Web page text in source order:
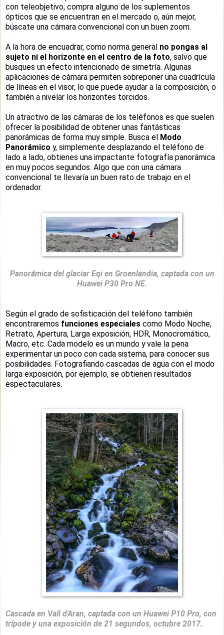
con teleobjetivo, compra alguno de los suplementos
ópticos que se encuentran en el mercado o, aún mejor,
búscate una cámara convencional con un buen zoom.
A la hora de encuadrar, como norma general no pongas al
sujeto ni el horizonte en el centro de la foto, salvo que
busques un efecto intencionado de simetría. Algunas
aplicaciones de cámara permiten sobreponer una cuadrícula
de líneas en el visor, lo que puede ayudar a la composición, o
también a nivelar los horizontes torcidos.
Un atractivo de las cámaras de los teléfonos es que suelen
ofrecer la posibilidad de obtener unas fantásticas
panorámicas de forma muy simple. Busca el Modo
Panorámico y, simplemente desplazando el teléfono de
lado a lado, obtienes una impactante fotografía panorámica
en muy pocos segundos. Algo que con una cámara
convencional te llevaría un buen rato de trabajo en el
ordenador.
Panorámica del glaciar Eqi en Groenlandia, captada con un
Huawei P30 Pro NE.
Según el grado de sofisticación del teléfono también
encontraremos funciones especiales como Modo Noche,
Retrato, Apertura, Larga exposición, HDR, Monocromático,
Macro, etc. Cada modelo es un mundo y vale la pena
experimentar un poco con cada sistema, para conocer sus
posibilidades. Fotografiando cascadas de agua con el modo
larga exposición, por ejemplo, se obtienen resultados
espectaculares.
Cascada en Vall d'Aran, captada con un Huawei P10 Pro, con
trípode y una exposición de 21 segundos, octubre 2017.